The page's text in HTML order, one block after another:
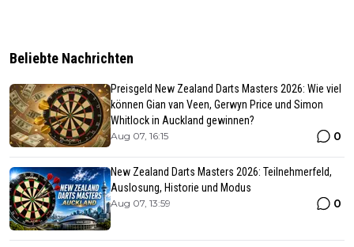
Beliebte Nachrichten
Preisgeld New Zealand Darts Masters 2026: Wie viel
können Gian van Veen, Gerwyn Price und Simon
Whitlock in Auckland gewinnen?
Aug 07, 16:15 0
New Zealand Darts Masters 2026: Teilnehmerfeld,
Auslosung, Historie und Modus
Aug 07, 13:59 0